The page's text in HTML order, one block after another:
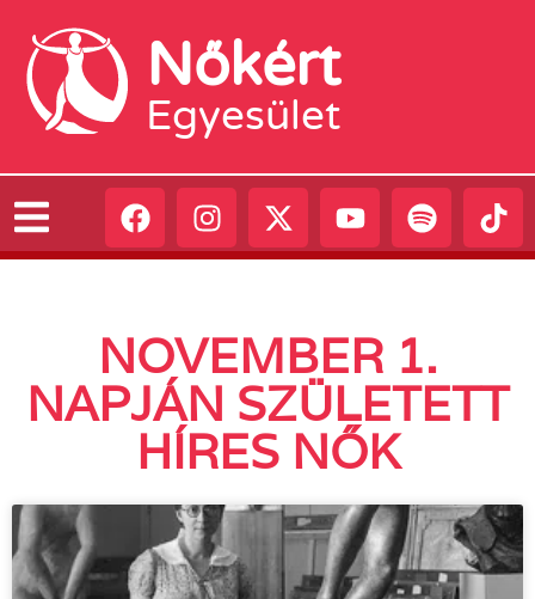
Nőkért
Egyesület
NOVEMBER 1.
NAPJÁN SZÜLETETT
HÍRES NŐK